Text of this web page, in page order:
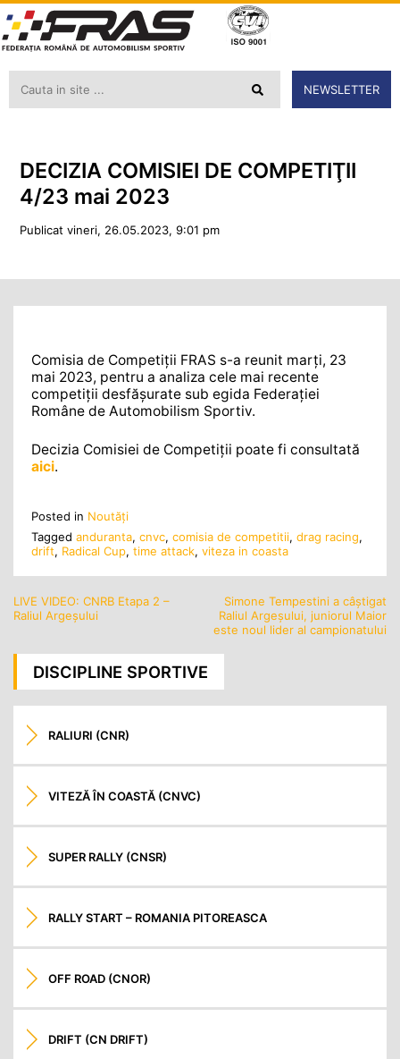
NEWSLETTER
DECIZIA COMISIEI DE COMPETIŢII
4/23 mai 2023
Publicat vineri, 26.05.2023, 9:01 pm
Comisia de Competiții FRAS s-a reunit marţi, 23
mai 2023, pentru a analiza cele mai recente
competiţii desfăşurate sub egida Federaţiei
Române de Automobilism Sportiv.
Decizia Comisiei de Competiţii poate fi consultată
aici.
Posted in Noutăţi
Tagged anduranta, cnvc, comisia de competitii, drag racing,
drift, Radical Cup, time attack, viteza in coasta
Navigare
articole
LIVE VIDEO: CNRB Etapa 2 –
Raliul Argeșului
Simone Tempestini a câștigat
Raliul Argeșului, juniorul Maior
este noul lider al campionatului
DISCIPLINE SPORTIVE
RALIURI (CNR)
VITEZĂ ÎN COASTĂ (CNVC)
SUPER RALLY (CNSR)
RALLY START – ROMANIA PITOREASCA
OFF ROAD (CNOR)
DRIFT (CN DRIFT)